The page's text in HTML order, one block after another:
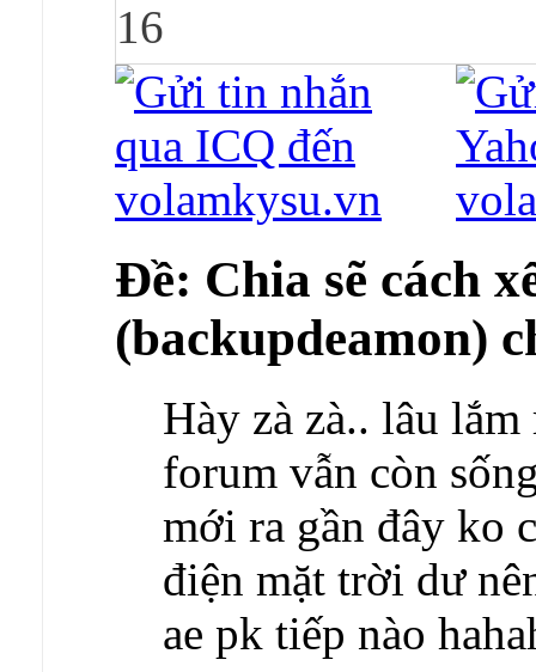
16
Ðề: Chia sẽ cách
(backupdeamon)
Hày zà zà.. lâu
forum vẫn còn
mới ra gần đây ko
điện mặt trời dư
ae pk tiếp nào